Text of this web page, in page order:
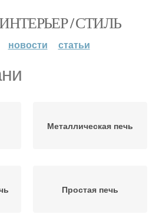
/ СТИЛЬ
новости статьи
Металлическая печь
Простая печь